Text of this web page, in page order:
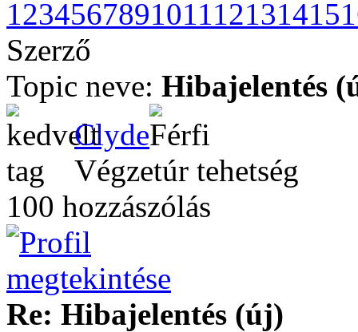
123456789101112131415
Szerző
Topic neve: Hibajelentés
Clyde
Végzetúr tehetség
100 hozzászólás
Re: Hibajelentés (új)